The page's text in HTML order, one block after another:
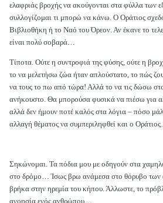
ελαφριάς βροχής να ακούγονται στα φύλλα των
συλλογίζομαι τι μπορώ να κάνω. Ο Οράτιος
Βιβλιοθήκη ή το Ναό του Όρεον. Αν έκανε το
είναι πολύ σοβαρά…
Τίποτα. Ούτε η συντροφιά της φύσης, ούτε η
το να μελετήσω ζώα ήταν απλούστατο, το πώς
να τους το πω από τώρα! Αλλά το να τις δώσω
ανήκουστο. Θα μπορούσα φυσικά να πιέσω για
αλλά δεν ήμουν ποτέ καλός στα λόγια – πόσο
αλλαγή θέματος να συμπεριληφθεί και ο
Σηκώνομαι. Τα πόδια μου με οδηγούν στα
στο δρόμο… Ίσως βρω ανάμεσα στο θόρυβο των
βρήκα στην ηρεμία του κήπου. Άλλωστε, το
ανοησία ενός ανθρώπου…